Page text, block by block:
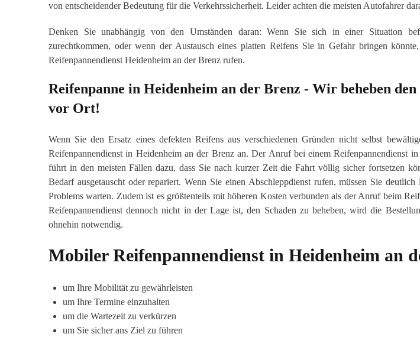
von entscheidender Bedeutung für die Verkehrssicherheit. Leider achten die meisten Autofahrer
Denken Sie unabhängig von den Umständen daran: Wenn Sie sich in einer Situation
zurechtkommen, oder wenn der Austausch eines platten Reifens Sie in Gefahr bringen
Reifenpannendienst Heidenheim an der Brenz rufen.
Reifenpanne in Heidenheim an der Brenz - Wir beheben den
vor Ort!
Wenn Sie den Ersatz eines defekten Reifens aus verschiedenen Gründen nicht selbst
Reifenpannendienst in Heidenheim an der Brenz an. Der Anruf bei einem Reifenpannendienst
führt in den meisten Fällen dazu, dass Sie nach kurzer Zeit die Fahrt völlig sicher fortsetzen
Bedarf ausgetauscht oder repariert. Wenn Sie einen Abschleppdienst rufen, müssen Sie
Problems warten. Zudem ist es größtenteils mit höheren Kosten verbunden als der Anruf beim
Reifenpannendienst dennoch nicht in der Lage ist, den Schaden zu beheben, wird die
ohnehin notwendig.
Mobiler Reifenpannendienst in Heidenheim an
um Ihre Mobilität zu gewährleisten
um Ihre Termine einzuhalten
um die Wartezeit zu verkürzen
um Sie sicher ans Ziel zu führen